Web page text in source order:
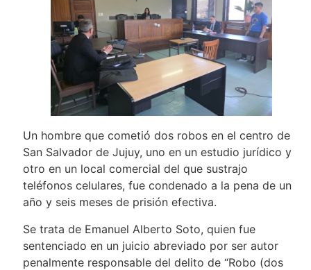
Un hombre que cometió dos robos en el centro de
San Salvador de Jujuy, uno en un estudio jurídico y
otro en un local comercial del que sustrajo
teléfonos celulares, fue condenado a la pena de un
año y seis meses de prisión efectiva.
Se trata de Emanuel Alberto Soto, quien fue
sentenciado en un juicio abreviado por ser autor
penalmente responsable del delito de “Robo (dos